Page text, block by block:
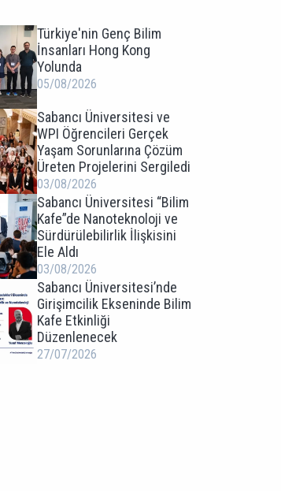
Türkiye'nin Genç Bilim
İnsanları Hong Kong
Yolunda
05/08/2026
Sabancı Üniversitesi ve
WPI Öğrencileri Gerçek
Yaşam Sorunlarına Çözüm
Üreten Projelerini Sergiledi
03/08/2026
Sabancı Üniversitesi “Bilim
Kafe”de Nanoteknoloji ve
Sürdürülebilirlik İlişkisini
Ele Aldı
03/08/2026
Sabancı Üniversitesi’nde
Girişimcilik Ekseninde Bilim
Kafe Etkinliği
Düzenlenecek
27/07/2026